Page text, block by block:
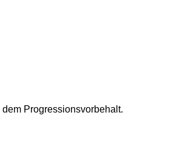
Progressionsvorbehalt.